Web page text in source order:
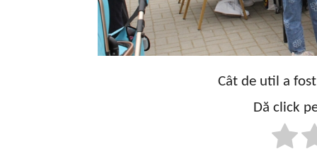
Cât de util a
Dă click